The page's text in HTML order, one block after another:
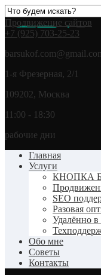
Продвижение сайтов
+7 (925) 703-25-23
1-я Фрезерная, 2/1
109202, Москва
11:00 - 18:30
рабочие дни
Главная
Услуги
КНОПКА
SEO
Разовая
Удалённо в
Обо мне
Советы
Контакты